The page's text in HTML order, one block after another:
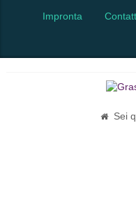
Impronta
Sei